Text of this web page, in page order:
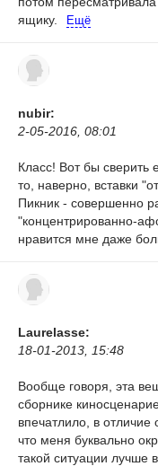
ящику.
Ещё
nubir:
2-05-2016, 08:01
Класс! Вот бы
то, наверно, вставки
Пикник - совершенно
"концентрированно-
нравится мне даже
Laurelasse:
18-01-2013, 15:48
Вообще говоря, эта
сборнике
впечатлило, в отличие
что меня буквально
такой ситуации лучше